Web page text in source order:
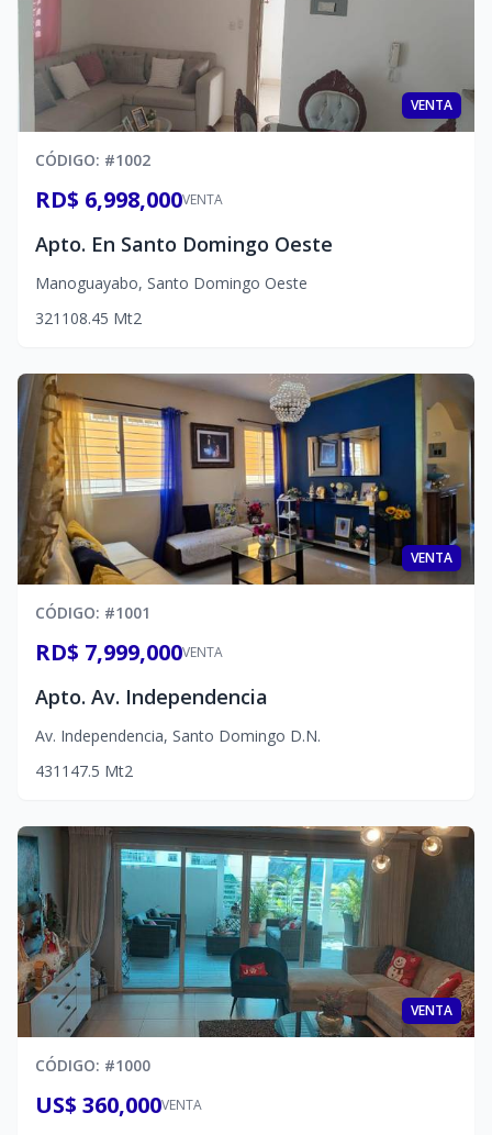
VENTA
CÓDIGO: #1002
VENTA
RD$ 6,998,000
Apto. En Santo Domingo Oeste
Manoguayabo, Santo Domingo Oeste
321 108.45 Mt2
VENTA
CÓDIGO: #1001
VENTA
RD$ 7,999,000
Apto. Av. Independencia
Av. Independencia, Santo Domingo D.N.
431 147.5 Mt2
VENTA
CÓDIGO: #1000
VENTA
US$ 360,000